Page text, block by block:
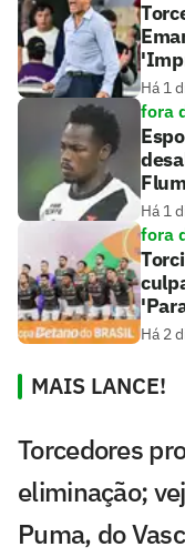
Há 1
fora
Há 1
fora
Há 2
MAIS LANCE!
Torcedores
eliminação;
Puma, do